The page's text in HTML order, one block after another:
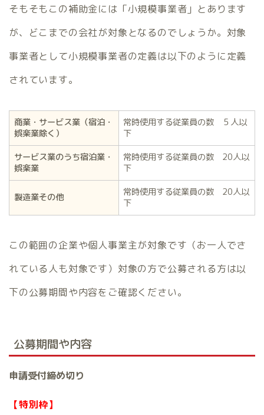
そもそもこの補助金には「小規模事業者」とあります
が、どこまでの会社が対象となるのでしょうか。対象
事業者として小規模事業者の定義は以下のように定義
されています。
商業・サービス業（宿泊・
娯楽業除く）
常時使用する従業員の数 ５人以
下
サービス業のうち宿泊業・
娯楽業
常時使用する従業員の数 20人以
下
製造業その他
常時使用する従業員の数 20人以
下
この範囲の企業や個人事業主が対象です（お一人でさ
れている人も対象です）対象の方で公募される方は以
下の公募期間や内容をご確認ください。
公募期間や内容
申請受付締め切り
【特別枠】